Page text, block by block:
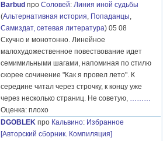
Barbud про Соловей: Линия иной судьбы
(Альтернативная история, Попаданцы,
Самиздат, сетевая литература) 05 08
Скучно и монотонно. Линейное
малохудожественное повествование идет
семимильными шагами, напоминая по стилю
скорее сочинение "Как я провел лето". К
середине читал через строчку, к концу уже
через несколько страниц. Не советую, ………
Оценка: плохо
DGOBLEK про Кальвино: Избранное
[Авторский сборник. Компиляция]